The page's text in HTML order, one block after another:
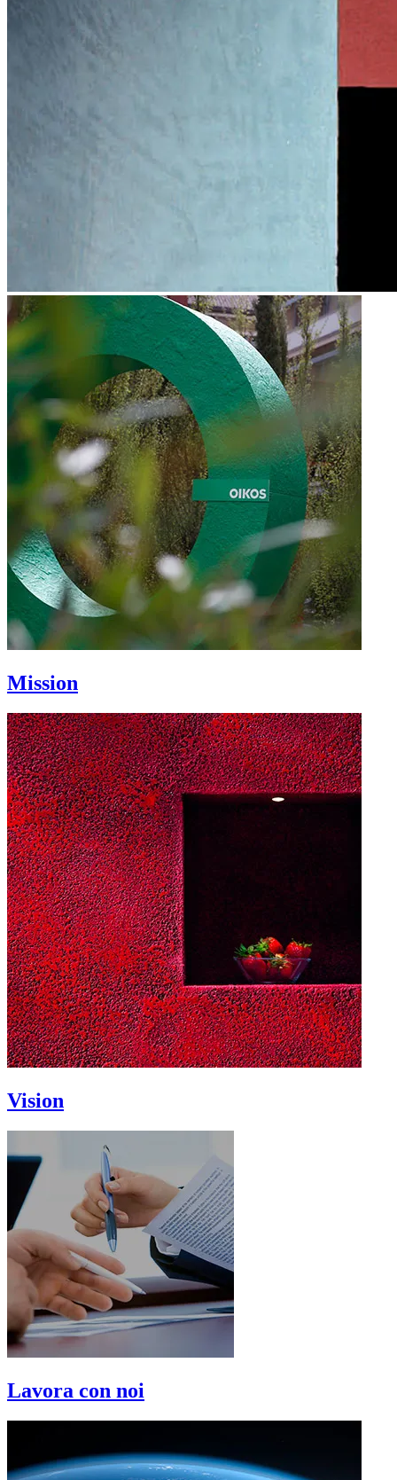
Mission
Vision
Lavora con noi